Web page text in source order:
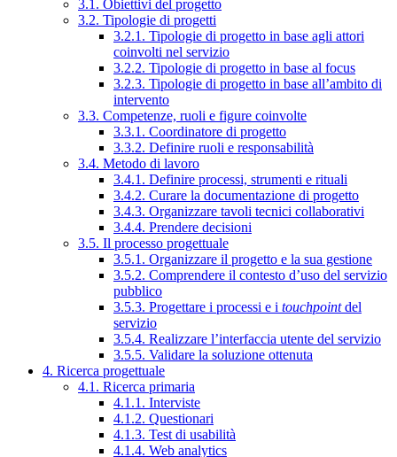
3.1. Obiettivi del progetto
3.2. Tipologie di progetti
3.2.1. Tipologie di progetto in base agli attori
coinvolti nel servizio
3.2.2. Tipologie di progetto in base al focus
3.2.3. Tipologie di progetto in base all’ambito di
intervento
3.3. Competenze, ruoli e figure coinvolte
3.3.1. Coordinatore di progetto
3.3.2. Definire ruoli e responsabilità
3.4. Metodo di lavoro
3.4.1. Definire processi, strumenti e rituali
3.4.2. Curare la documentazione di progetto
3.4.3. Organizzare tavoli tecnici collaborativi
3.4.4. Prendere decisioni
3.5. Il processo progettuale
3.5.1. Organizzare il progetto e la sua gestione
3.5.2. Comprendere il contesto d’uso del servizio
pubblico
3.5.3. Progettare i processi e i touchpointdel
servizio
3.5.4. Realizzare l’interfaccia utente del servizio
3.5.5. Validare la soluzione ottenuta
4. Ricerca progettuale
4.1. Ricerca primaria
4.1.1. Interviste
4.1.2. Questionari
4.1.3. Test di usabilità
4.1.4. Web analytics